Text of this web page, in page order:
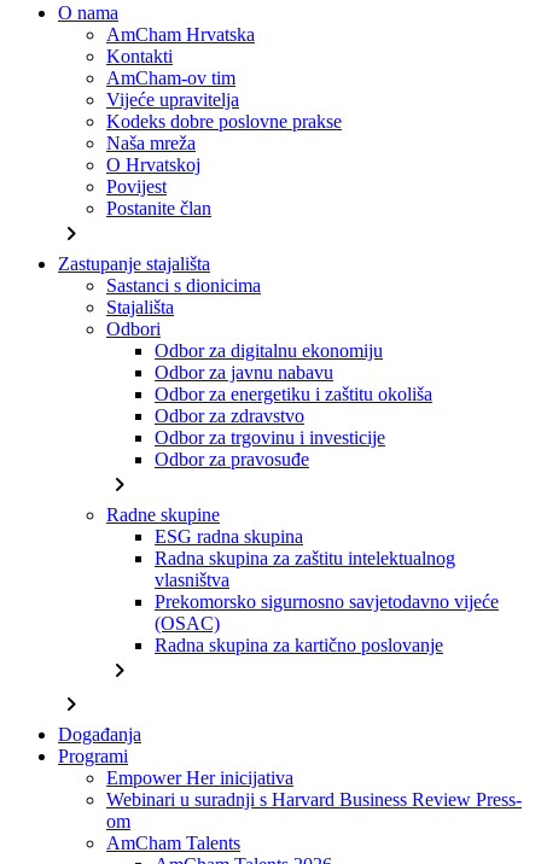
O nama
AmCham Hrvatska
Kontakti
AmCham-ov tim
Vijeće upravitelja
Kodeks dobre poslovne prakse
Naša mreža
O Hrvatskoj
Povijest
Postanite član
chevron_right
Zastupanje stajališta
Sastanci s dionicima
Stajališta
Odbori
Odbor za digitalnu ekonomiju
Odbor za javnu nabavu
Odbor za energetiku i zaštitu okoliša
Odbor za zdravstvo
Odbor za trgovinu i investicije
Odbor za pravosuđe
chevron_right
Radne skupine
ESG radna skupina
Radna skupina za zaštitu intelektualnog
vlasništva
Prekomorsko sigurnosno savjetodavno vijeće
(OSAC)
Radna skupina za kartično poslovanje
chevron_right
chevron_right
Događanja
Programi
Empower Her inicijativa
Webinari u suradnji s Harvard Business Review Press-
om
AmCham Talents